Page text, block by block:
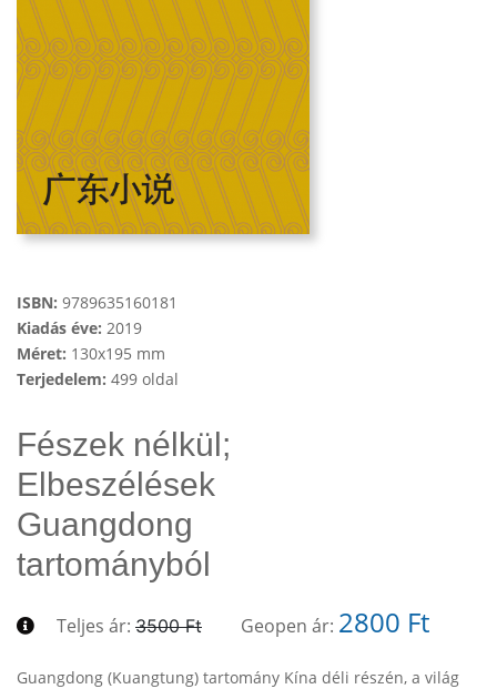
ISBN: 9789635160181
Kiadás éve: 2019
Méret: 130x195 mm
Terjedelem: 499 oldal
Fészek nélkül;
Elbeszélések
Guangdong
tartományból
Teljes ár: 3500 Ft Geopen ár: 2800 Ft
Guangdong (Kuangtung) tartomány Kína déli részén, a világ